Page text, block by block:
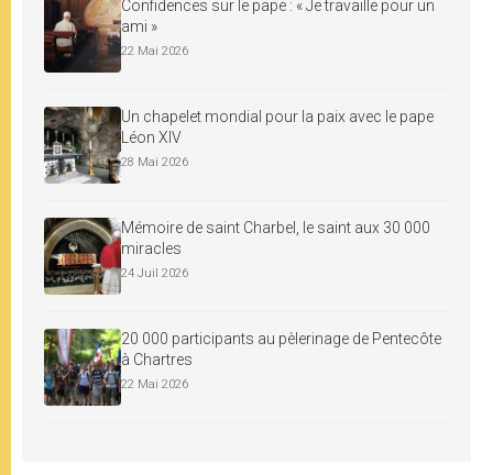
Confidences sur le pape : « Je travaille pour un
ami »
22 Mai 2026
Un chapelet mondial pour la paix avec le pape
Léon XIV
28 Mai 2026
Mémoire de saint Charbel, le saint aux 30 000
miracles
24 Juil 2026
20 000 participants au pèlerinage de Pentecôte
à Chartres
22 Mai 2026